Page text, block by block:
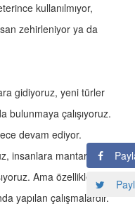
kullanılmıyor,
zehirleniyor ya da
gidiyoruz, yeni türler
bulunmaya çalışıyoruz.
devam ediyor.
insanlara mantar
Ama özellikle bu
yapılan çalışmalardır.